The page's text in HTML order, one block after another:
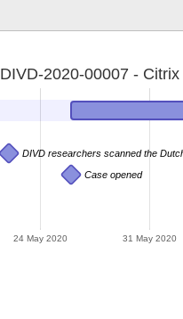
24 May 2020 31 May 2020
DIVD researchers scanned the
Case opened
DIVD-2020-00007 -